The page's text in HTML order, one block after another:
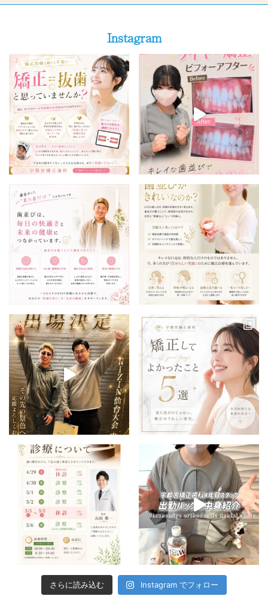
Instagram
さらに読み込む Instagram でフォロー